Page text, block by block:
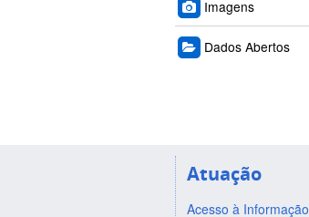
Imagens
Dados Abertos
Atuação
Acesso à Informação